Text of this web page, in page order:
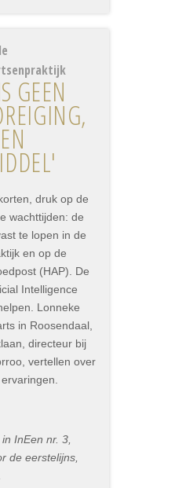
GEEN
druk op de
wachttijden: de
te lopen in de
en op de
(HAP). De
Intelligence
Lonneke
in Roosendaal,
directeur bij
vertellen over
InEen nr. 3,
de eerstelijns,